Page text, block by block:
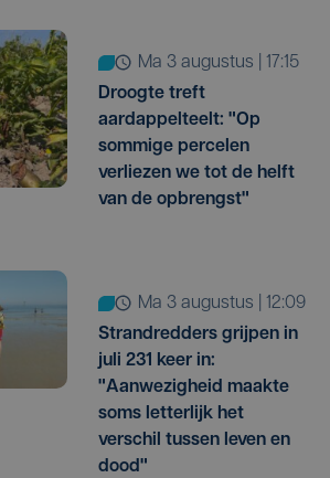
ma 3 augustus | 17:15
Droogte treft
aardappelteelt: "Op
sommige percelen
verliezen we tot de helft
van de opbrengst"
ma 3 augustus | 12:09
Strandredders grijpen in
juli 231 keer in:
"Aanwezigheid maakte
soms letterlijk het
verschil tussen leven en
dood"